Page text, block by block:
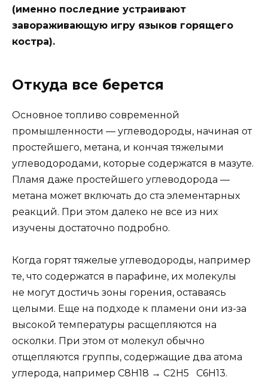
(именно последние устраивают
завораживающую игру языков горящего
костра).
Откуда все берется
Основное топливо современной
промышленности — углеводороды, начиная от
простейшего, метана, и кончая тяжелыми
углеводородами, которые содержатся в мазуте.
Пламя даже простейшего углеводорода —
метана может включать до ста элементарных
реакций. При этом далеко не все из них
изучены достаточно подробно.
Когда горят тяжелые углеводороды, например
те, что содержатся в парафине, их молекулы
не могут достичь зоны горения, оставаясь
целыми. Еще на подходе к пламени они из-за
высокой температуры расщепляются на
осколки. При этом от молекул обычно
отщепляются группы, содержащие два атома
углерода, например С8Н18 → С2Н5 С6Н13.